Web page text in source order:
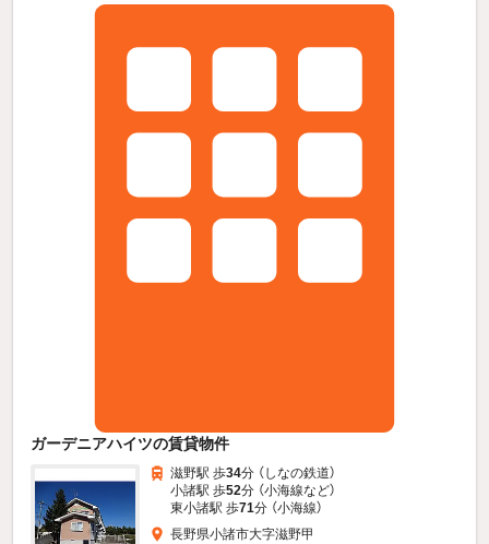
ガーデニアハイツの賃貸物件
滋野駅 歩34分 （しなの鉄道）
小諸駅 歩52分 （小海線など）
東小諸駅 歩71分 （小海線）
長野県小諸市大字滋野甲